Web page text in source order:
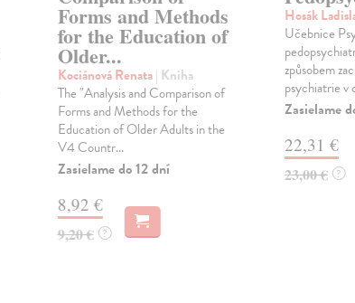
Forms and Methods
for the Education of
Older...
Kociánová Renata| Kniha
The "Analysis and Comparison of
Forms and Methods for the
Education of Older Adults in the
V4 Countr...
Zasielame do 12 dní
8,92 €
9,20 € ?
Hosák
Učebnice
způsobem
psychiatrie v
Zasielame
22,31 €
23,00 € ?